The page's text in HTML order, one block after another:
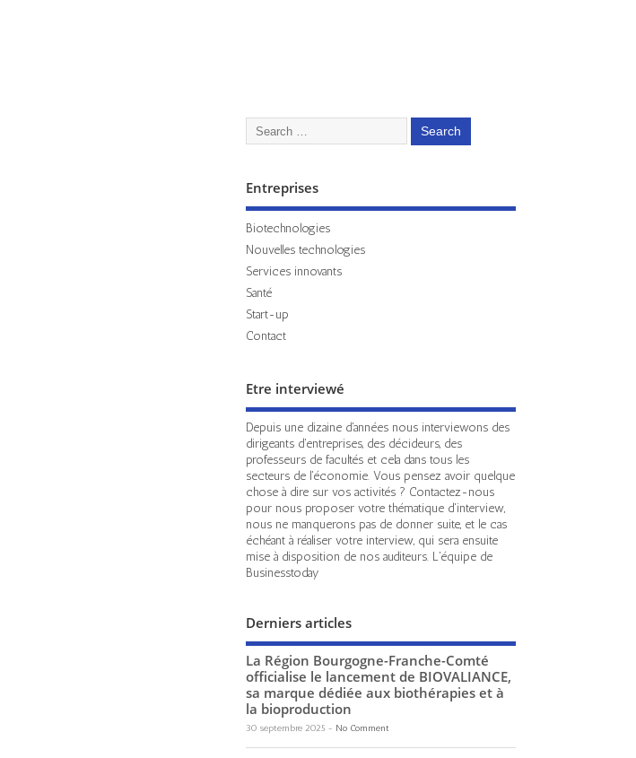
Entreprises
Biotechnologies
Nouvelles technologies
Services innovants
Santé
Start-up
Contact
Etre interviewé
Depuis une dizaine d'années nous interviewons des
dirigeants d'entreprises, des décideurs, des
professeurs de facultés et cela dans tous les
secteurs de l'économie. Vous pensez avoir quelque
chose à dire sur vos activités ? Contactez-nous
pour nous proposer votre thématique d'interview,
nous ne manquerons pas de donner suite, et le cas
échéant à réaliser votre interview, qui sera ensuite
mise à disposition de nos auditeurs. L'équipe de
Businesstoday
Derniers articles
La Région Bourgogne-Franche-Comté
officialise le lancement de BIOVALIANCE,
sa marque dédiée aux biothérapies et à
la bioproduction
30 septembre 2025- No Comment